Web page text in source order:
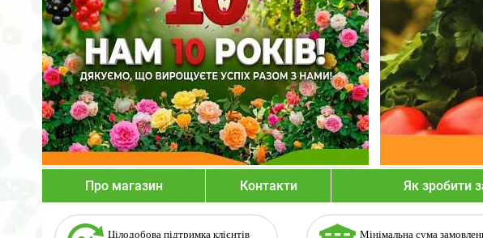
Про магазин Контакти Як зробити
Цілодобова підтримка клієнтів Мінімальна сума